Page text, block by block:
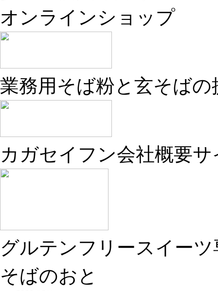
オンラインショップ
業務用そば粉と玄そばの
カガセイフン会社概要サ
グルテンフリースイーツ
そばのおと